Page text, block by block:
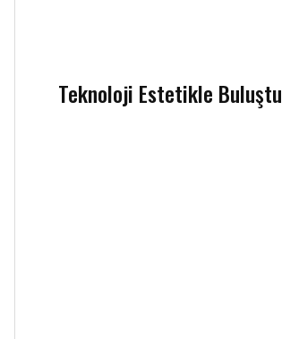
Teknoloji Estetikle Buluştu